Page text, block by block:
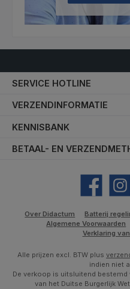
SERVICE HOTLINE
VERZENDINFORMATIE
KENNISBANK
BETAAL- EN
Facebook
Over Didactum Batterij
Algemene Voorwaarden
Verklaring
Alle prijzen excl. BTW plus
indien niet
De verkoop is uitsluitend bestemd
van het Duitse Burgerlijk